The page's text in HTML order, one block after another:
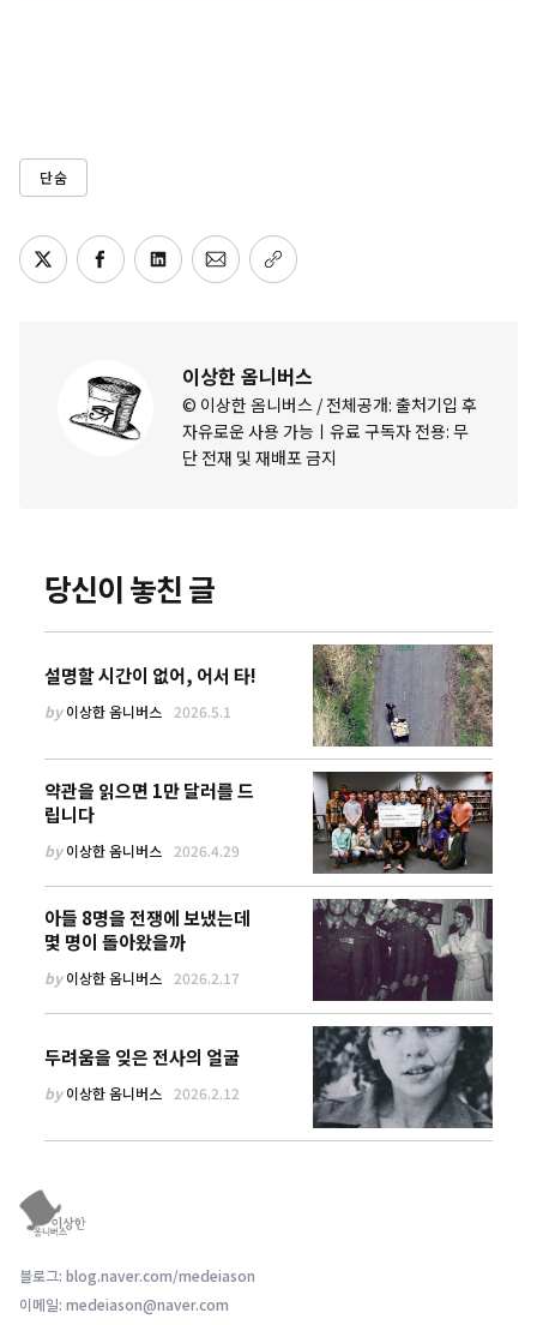
단숨
이상한 옴니버스
© 이상한 옴니버스 / 전체공개: 출처기입 후
자유로운 사용 가능ㅣ유료 구독자 전용: 무
단 전재 및 재배포 금지
당신이 놓친 글
설명할 시간이 없어, 어서 타!
by이상한 옴니버스 2026.5.1
약관을 읽으면 1만 달러를 드
립니다
by이상한 옴니버스 2026.4.29
아들 8명을 전쟁에 보냈는데
몇 명이 돌아왔을까
by이상한 옴니버스 2026.2.17
두려움을 잊은 전사의 얼굴
by이상한 옴니버스 2026.2.12
블로그: blog.naver.com/medeiason
이메일: medeiason@naver.com